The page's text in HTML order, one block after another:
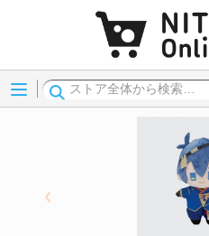
Menu